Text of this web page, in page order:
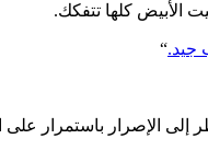
الأبيض كلها تتفكك.
جيد.“
إلى الإصرار باستمرار